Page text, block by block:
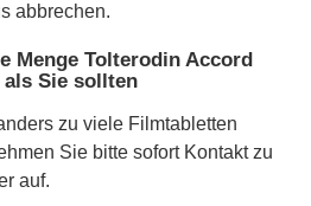
abbrechen.
Menge Tolterodin Accord
als Sie sollten
zu viele Filmtabletten
Sie bitte sofort Kontakt zu
auf.